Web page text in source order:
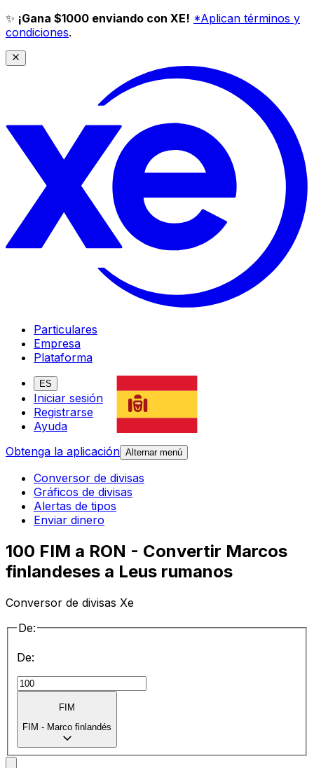
✨ ¡Gana $1000 enviando con XE! *Aplican términos y
condiciones.
Particulares
Empresa
Plataforma
ES
Iniciar sesión
Registrarse
Ayuda
Obtenga la aplicación Alternar menú
Conversor de divisas
Gráficos de divisas
Alertas de tipos
Enviar dinero
100 FIM a RON - Convertir Marcos
finlandeses a Leus rumanos
Conversor de divisas Xe
De:
De:
FIM
FIM - Marco finlandés